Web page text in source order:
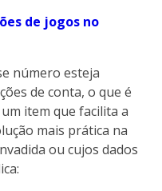
de jogos no
número esteja
de conta, o que é
item que facilita a
mais prática na
ou cujos dados